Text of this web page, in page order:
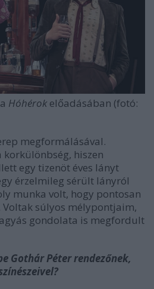
Hóhérok előadásában (fotó:
megformálásával.
korkülönbség, hiszen
egy tizenöt éves lányt
érzelmileg sérült lányról
munka volt, hogy pontosan
súlyos mélypontjaim,
gondolata is megfordult
Gothár Péter rendezőnek,